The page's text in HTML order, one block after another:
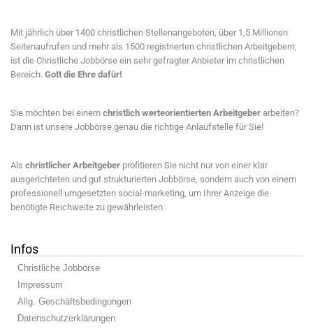
Mit jährlich über 1400 christlichen Stellenangeboten, über 1,5 Millionen
Seitenaufrufen und mehr als 1500 registrierten christlichen Arbeitgebern,
ist die Christliche Jobbörse ein sehr gefragter Anbieter im christlichen
Bereich. Gott die Ehre dafür!
Sie möchten bei einem christlich werteorientierten Arbeitgeber arbeiten?
Dann ist unsere Jobbörse genau die richtige Anlaufstelle für Sie!
Als christlicher Arbeitgeber profitieren Sie nicht nur von einer klar
ausgerichteten und gut strukturierten Jobbörse, sondern auch von einem
professionell umgesetzten social-marketing, um Ihrer Anzeige die
benötigte Reichweite zu gewährleisten.
Infos
Christliche Jobbörse
Impressum
Allg. Geschäftsbedingungen
Datenschutzerklärungen